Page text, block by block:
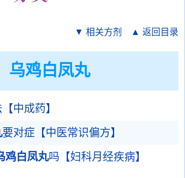
▼ 相关方剂 ▲ 返回目录
乌鸡白凤丸
中成药】
要对症【中医常识偏方】
鸡白凤丸吗【妇科月经疾病】